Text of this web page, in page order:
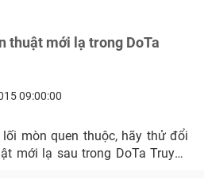
thuật mới lạ trong DoTa
09:00:00
mòn quen thuộc, hãy thử đổi
mới lạ sau trong DoTa Truyền